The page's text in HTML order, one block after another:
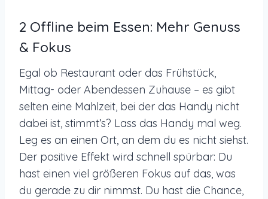
2 Offline beim Essen: Mehr Genuss
& Fokus
Egal ob Restaurant oder das Frühstück,
Mittag- oder Abendessen Zuhause – es gibt
selten eine Mahlzeit, bei der das Handy nicht
dabei ist, stimmt’s? Lass das Handy mal weg.
Leg es an einen Ort, an dem du es nicht siehst.
Der positive Effekt wird schnell spürbar: Du
hast einen viel größeren Fokus auf das, was
du gerade zu dir nimmst. Du hast die Chance,